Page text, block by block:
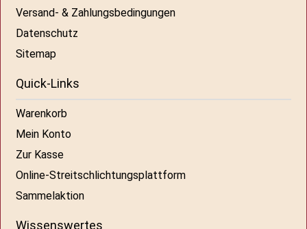
Versand- & Zahlungsbedingungen
Datenschutz
Sitemap
Quick-Links
Warenkorb
Mein Konto
Zur Kasse
Online-Streitschlichtungsplattform
Sammelaktion
Wissenswertes